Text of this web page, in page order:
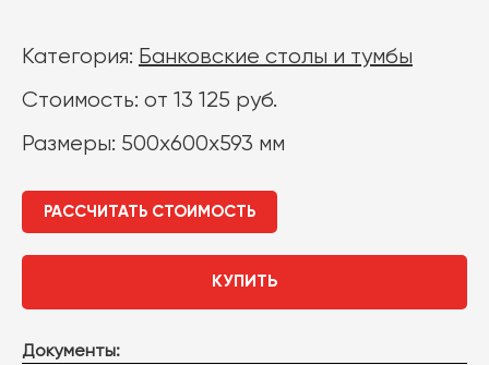
Категория: Банковские столы и тумбы
Стоимость: от 13 125 руб.
Размеры: 500х600х593 мм
РАССЧИТАТЬ СТОИМОСТЬ
КУПИТЬ
Документы: